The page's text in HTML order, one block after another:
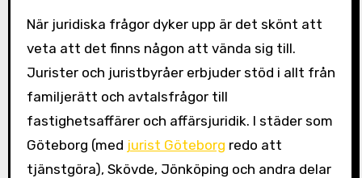
När juridiska frågor dyker upp är det skönt att
veta att det finns någon att vända sig till.
Jurister och juristbyråer erbjuder stöd i allt från
familjerätt och avtalsfrågor till
fastighetsaffärer och affärsjuridik. I städer som
Göteborg (med jurist Göteborg redo att
tjänstgöra), Skövde, Jönköping och andra delar